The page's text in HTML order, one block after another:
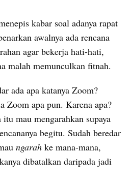
kabar soal adanya rapat
awalnya ada rencana
agar bekerja hati-hati,
malah memunculkan fitnah.
ada apa katanya Zoom?
Zoom apa pun. Karena apa?
mau mengarahkan supaya
begitu. Sudah beredar
ngarah ke mana-mana,
dibatalkan daripada jadi